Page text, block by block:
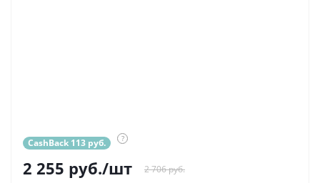
CashBack 113 руб. ?
2 255 руб./шт 2 706 руб.